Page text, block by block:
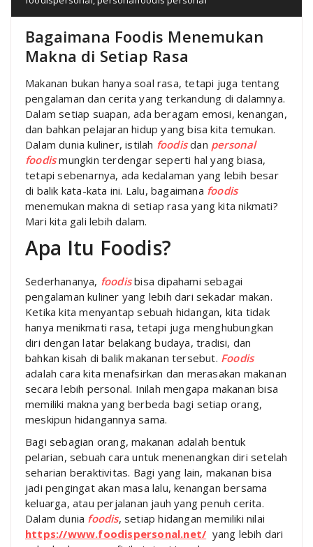
Bagaimana Foodis Menemukan
Makna di Setiap Rasa
Makanan bukan hanya soal rasa, tetapi juga tentang
pengalaman dan cerita yang terkandung di dalamnya.
Dalam setiap suapan, ada beragam emosi, kenangan,
dan bahkan pelajaran hidup yang bisa kita temukan.
Dalam dunia kuliner, istilah foodisdan personal
foodismungkin terdengar seperti hal yang biasa,
tetapi sebenarnya, ada kedalaman yang lebih besar
di balik kata-kata ini. Lalu, bagaimana foodis
menemukan makna di setiap rasa yang kita nikmati?
Mari kita gali lebih dalam.
Apa Itu Foodis?
Sederhananya, foodisbisa dipahami sebagai
pengalaman kuliner yang lebih dari sekadar makan.
Ketika kita menyantap sebuah hidangan, kita tidak
hanya menikmati rasa, tetapi juga menghubungkan
diri dengan latar belakang budaya, tradisi, dan
bahkan kisah di balik makanan tersebut. Foodis
adalah cara kita menafsirkan dan merasakan makanan
secara lebih personal. Inilah mengapa makanan bisa
memiliki makna yang berbeda bagi setiap orang,
meskipun hidangannya sama.
Bagi sebagian orang, makanan adalah bentuk
pelarian, sebuah cara untuk menenangkan diri setelah
seharian beraktivitas. Bagi yang lain, makanan bisa
jadi pengingat akan masa lalu, kenangan bersama
keluarga, atau perjalanan jauh yang penuh cerita.
Dalam dunia foodis, setiap hidangan memiliki nilai
https://www.foodispersonal.net/ yang lebih dari